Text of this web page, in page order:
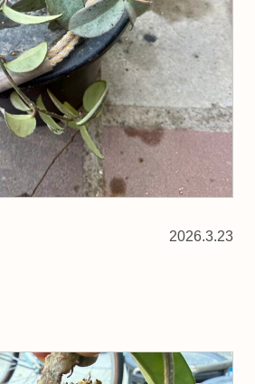
2026.3.23